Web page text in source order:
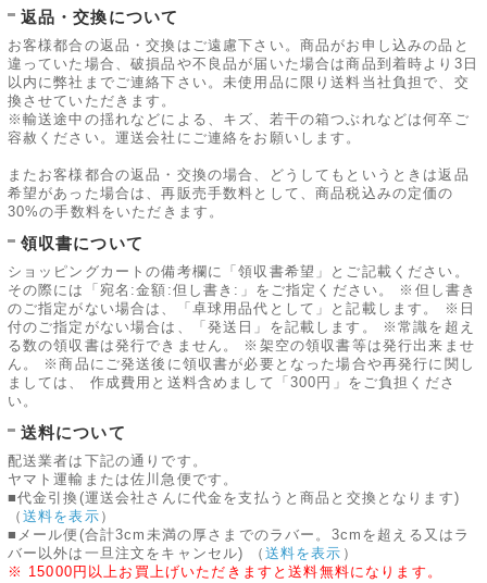
返品・交換について
お客様都合の返品・交換はご遠慮下さい。商品がお申し込みの品と
違っていた場合、破損品や不良品が届いた場合は商品到着時より3日
以内に弊社までご連絡下さい。未使用品に限り送料当社負担で、交
換させていただきます。
※輸送途中の揺れなどによる、キズ、若干の箱つぶれなどは何卒ご
容赦ください。運送会社にご連絡をお願いします。
またお客様都合の返品・交換の場合、どうしてもというときは返品
希望があった場合は、再販売手数料として、商品税込みの定価の
30%の手数料をいただきます。
領収書について
ショッピングカートの備考欄に「領収書希望」とご記載ください。
その際には「宛名:金額:但し書き:」をご指定ください。 ※但し書き
のご指定がない場合は、「卓球用品代として」と記載します。 ※日
付のご指定がない場合は、「発送日」を記載します。 ※常識を超え
る数の領収書は発行できません。 ※架空の領収書等は発行出来ませ
ん。 ※商品にご発送後に領収書が必要となった場合や再発行に関し
ましては、 作成費用と送料含めまして「300円」をご負担くださ
い。
送料について
配送業者は下記の通りです。
ヤマト運輸または佐川急便です。
■代金引換(運送会社さんに代金を支払うと商品と交換となります)
（ 送料を表示 ）
■メール便(合計3cm未満の厚さまでのラバー。3cmを超える又はラ
バー以外は一旦注文をキャンセル)
（ 送料を表示 ）
※ 15000円以上お買上げいただきますと送料無料になります。